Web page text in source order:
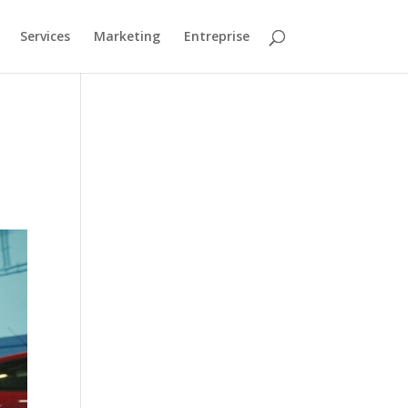
Services Marketing Entreprise